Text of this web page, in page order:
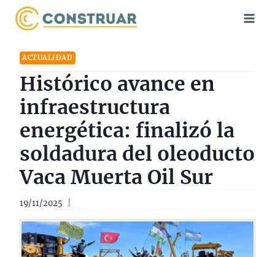
Saltar
ACTUALIDAD
Histórico avance en
infraestructura
energética: finalizó la
soldadura del oleoducto
Vaca Muerta Oil Sur
19/11/2025